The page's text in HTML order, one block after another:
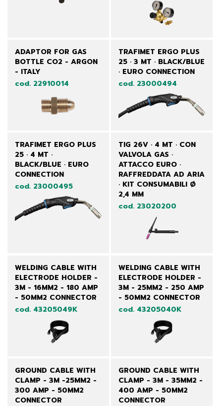
ADAPTOR FOR GAS
BOTTLE CO2 - ARGON
- ITALY
cod. 22910014
TRAFIMET ERGO PLUS
25 · 3 MT · BLACK/BLUE
· EURO CONNECTION
cod. 23000494
TRAFIMET ERGO PLUS
25 · 4 MT ·
BLACK/BLUE · EURO
CONNECTION
cod. 23000495
TIG 26V · 4 MT · CON
VALVOLA GAS ·
ATTACCO EURO ·
RAFFREDDATA AD ARIA
· KIT CONSUMABILI Ø
2,4 MM
cod. 23020200
WELDING CABLE WITH
ELECTRODE HOLDER -
3M - 16MM2 - 180 AMP
- 50MM2 CONNECTOR
cod. 43205049K
WELDING CABLE WITH
ELECTRODE HOLDER -
3M - 25MM2 - 250 AMP
- 50MM2 CONNECTOR
cod. 43205040K
GROUND CABLE WITH
CLAMP - 3M -25MM2 -
300 AMP - 50MM2
CONNECTOR
GROUND CABLE WITH
CLAMP - 3M - 35MM2 -
400 AMP - 50MM2
CONNECTOR